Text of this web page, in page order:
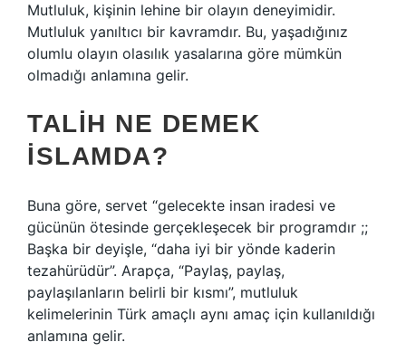
Mutluluk, kişinin lehine bir olayın deneyimidir.
Mutluluk yanıltıcı bir kavramdır. Bu, yaşadığınız
olumlu olayın olasılık yasalarına göre mümkün
olmadığı anlamına gelir.
TALIH NE DEMEK
ISLAMDA?
Buna göre, servet “gelecekte insan iradesi ve
gücünün ötesinde gerçekleşecek bir programdır ;;
Başka bir deyişle, “daha iyi bir yönde kaderin
tezahürüdür”. Arapça, “Paylaş, paylaş,
paylaşılanların belirli bir kısmı”, mutluluk
kelimelerinin Türk amaçlı aynı amaç için kullanıldığı
anlamına gelir.